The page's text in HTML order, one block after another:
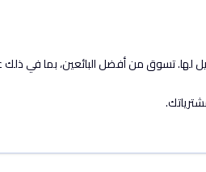
لها. تسوق من أفضل البائعين، بما في